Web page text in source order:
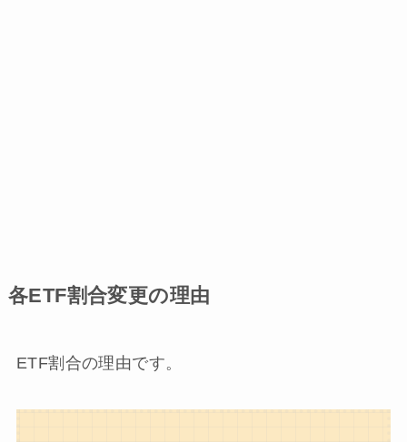
各ETF割合変更の理由
ETF割合の理由です。